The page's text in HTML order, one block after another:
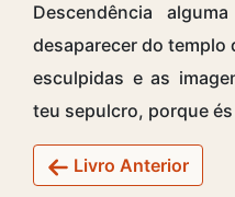
Descendência
desaparecer do templo
esculpidas e as
teu sepulcro, porque
Livro Anterior